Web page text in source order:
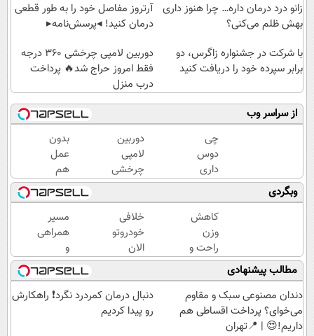
زانو درد درمان داره… چرا هنوز داری
بهش ظلم می‌کنی؟
آرتروز مفاصل خود را به طور قطعی
درمان کنید! ◂پرسش‌نامه▸
با شرکت در جشنواره زاگرس، دو
برابر سپرده خود را دریافت کنید
دوربین لامپی چرخشی 360 درجه
فقط امروز حراج شد🔥 پرداخت
درب منزل
از سراسر وب
چی
دوس
داری
بخری
؟ PS5
؟
گوشی؟
تا 100
میلیون
اعتبار
بگیر و
قسطی
دوربین
لامپی
چرخشی
360
درجه
فقط
امروز
حراج
شد🔥
پرداخت
درب
منزل
بدون
عمل
هم
میشه
کمردرد
رو
درمان
کرد ◀
پرسش‎‌نامه
رو
پرکن!
وبگردی
کاهش
وزن
راحت و
بی
دردسر
میخوای؟
پودر
خلافی
خودروتو
الان
ببین، با
پلاک و
کد
ملی،
مسیر
همراهی
و
گزارش
عملکرد
گروه
مطالب پیشنهادی
دندان مصنوعی سبک و مقاوم
می‌خوای؟ پرداخت اقساطی هم
داریم!😍 | 📍تهران
دنبال درمان کمردرد نگرد❗ راهکارش
رو پیدا کردیم